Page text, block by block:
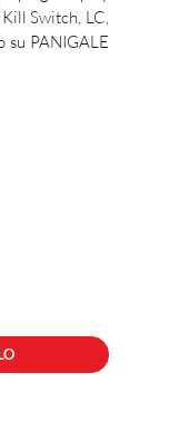
Switch, LC,
su PANIGALE